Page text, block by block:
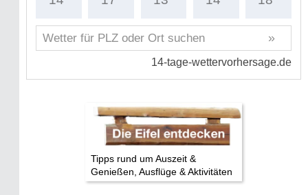
Tipps rund um Auszeit &
Genießen, Ausflüge & Aktivitäten